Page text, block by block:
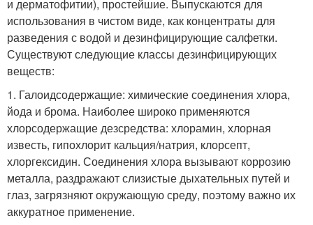
и дерматофитии), простейшие. Выпускаются для
использования в чистом виде, как концентраты для
разведения с водой и дезинфицирующие салфетки.
Существуют следующие классы дезинфицирующих
веществ:
1. Галоидсодержащие: химические соединения хлора,
йода и брома. Наиболее широко применяются
хлорсодержащие дезсредства: хлорамин, хлорная
известь, гипохлорит кальция/натрия, клорсепт,
хлоргексидин. Соединения хлора вызывают коррозию
металла, раздражают слизистые дыхательных путей и
глаз, загрязняют окружающую среду, поэтому важно их
аккуратное применение.